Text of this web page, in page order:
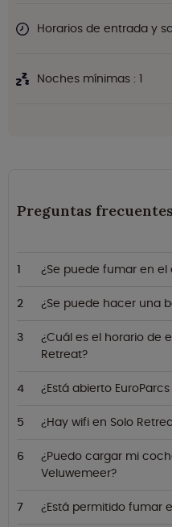
Horarios de entrada y
Noches mínimas : 1
Preguntas
¿Se puede fumar en el
¿Se puede hacer una
¿Cuál es el horario de
Retreat?
¿Está abierto
¿Hay wifi en Solo
¿Puedo cargar mi
Veluwemeer?
¿Está permitido fumar